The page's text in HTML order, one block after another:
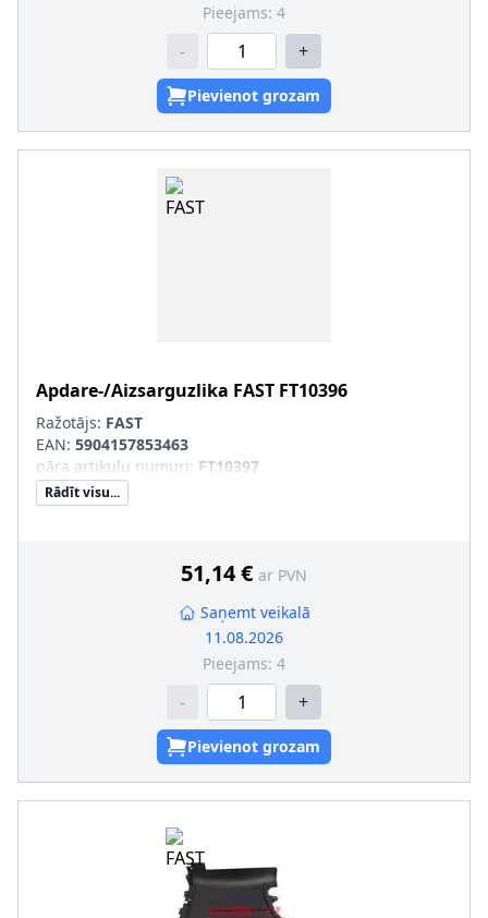
Pieejams: 4
- +
Pievienot grozam
Apdare-/Aizsarguzlika FAST FT10396
Ražotājs: FAST
EAN: 5904157853463
pāra artikulu numuri: FT10397
Rādīt visu...
51,14 € ar PVN
Saņemt veikalā
11.08.2026
Pieejams: 4
- +
Pievienot grozam